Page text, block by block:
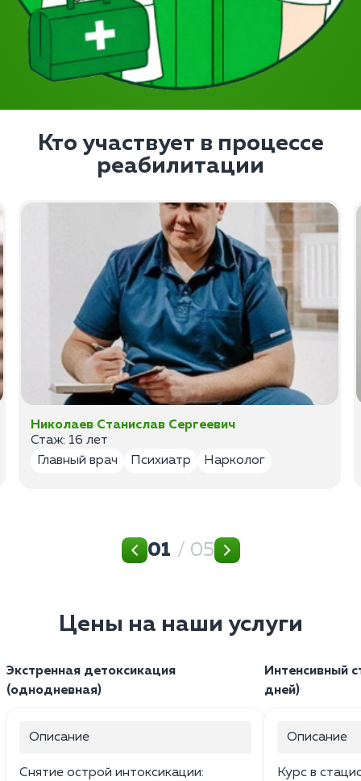
Кто участвует в процессе
реабилитации
Николаев Станислав Сергеевич
Стаж: 16 лет
Главный врач
Психиатр Нарколог
01 / 05
Цены на наши услуги
Экстренная детоксикация
(однодневная)
Описание
Снятие острой интоксикации:
Интенсивный
дней)
Описание
Курс в